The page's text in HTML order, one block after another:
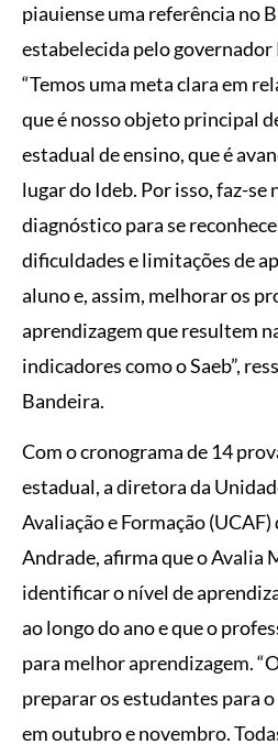
piauiense uma referência no
estabelecida pelo governador
“Temos uma meta clara em
que é nosso objeto principal
estadual de ensino, que é
lugar do Ideb. Por isso, faz-se
diagnóstico para se
dificuldades e limitações de
aluno e, assim, melhorar os
aprendizagem que resultem
indicadores como o Saeb”,
Bandeira.
Com o cronograma de 14
estadual, a diretora da
Avaliação e Formação (UCAF)
Andrade, afirma que o Avalia
identificar o nível de
ao longo do ano e que o
para melhor aprendizagem.
preparar os estudantes para
em outubro e novembro.